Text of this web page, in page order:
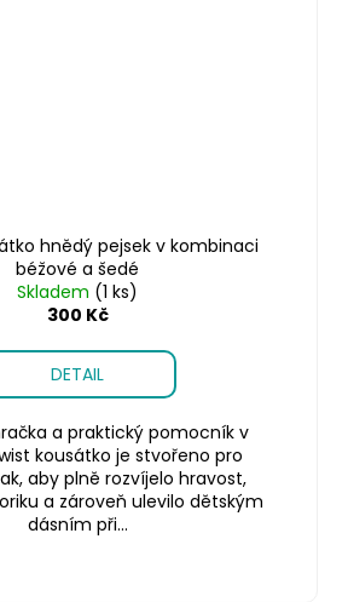
hnědý pejsek v kombinaci
béžové a šedé
Skladem (1 ks)
300 Kč
DETAIL
a praktický pomocník v
kousátko je stvořeno pro
aby plně rozvíjelo hravost,
a zároveň ulevilo dětským
dásním při...